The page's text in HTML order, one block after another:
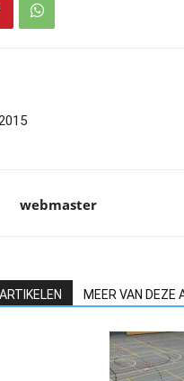
webmaster
MEER VAN DEZE